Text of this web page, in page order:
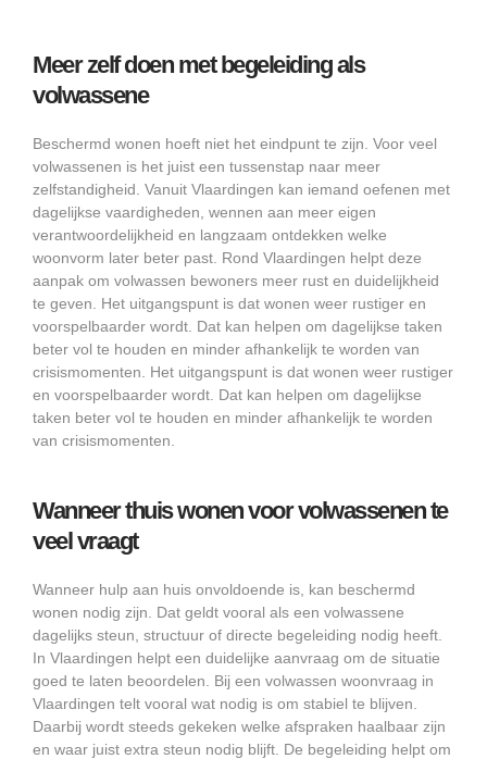
Meer zelf doen met begeleiding als
volwassene
Beschermd wonen hoeft niet het eindpunt te zijn. Voor veel
volwassenen is het juist een tussenstap naar meer
zelfstandigheid. Vanuit Vlaardingen kan iemand oefenen met
dagelijkse vaardigheden, wennen aan meer eigen
verantwoordelijkheid en langzaam ontdekken welke
woonvorm later beter past. Rond Vlaardingen helpt deze
aanpak om volwassen bewoners meer rust en duidelijkheid
te geven. Het uitgangspunt is dat wonen weer rustiger en
voorspelbaarder wordt. Dat kan helpen om dagelijkse taken
beter vol te houden en minder afhankelijk te worden van
crisismomenten. Het uitgangspunt is dat wonen weer rustiger
en voorspelbaarder wordt. Dat kan helpen om dagelijkse
taken beter vol te houden en minder afhankelijk te worden
van crisismomenten.
Wanneer thuis wonen voor volwassenen te
veel vraagt
Wanneer hulp aan huis onvoldoende is, kan beschermd
wonen nodig zijn. Dat geldt vooral als een volwassene
dagelijks steun, structuur of directe begeleiding nodig heeft.
In Vlaardingen helpt een duidelijke aanvraag om de situatie
goed te laten beoordelen. Bij een volwassen woonvraag in
Vlaardingen telt vooral wat nodig is om stabiel te blijven.
Daarbij wordt steeds gekeken welke afspraken haalbaar zijn
en waar juist extra steun nodig blijft. De begeleiding helpt om